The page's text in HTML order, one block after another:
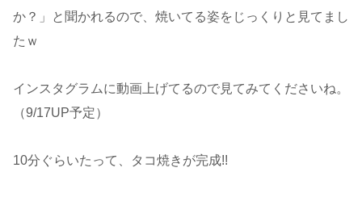
か？」と聞かれるので、焼いてる姿をじっくりと見てまし
たｗ
インスタグラムに動画上げてるので見てみてくださいね。
（9/17UP予定）
10分ぐらいたって、タコ焼きが完成!!